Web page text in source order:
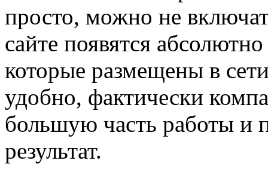
просто, можно не
сайте появятся
которые размещены в
удобно, фактически
большую часть работы и
результат.